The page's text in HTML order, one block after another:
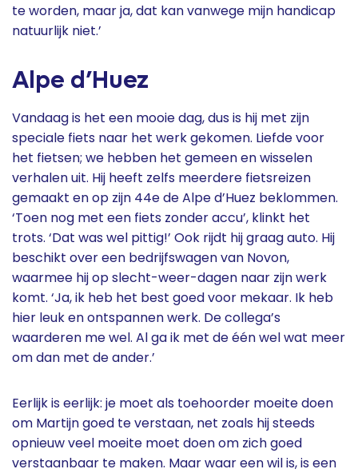
te worden, maar ja, dat kan vanwege mijn handicap
natuurlijk niet.’
Alpe d’Huez
Vandaag is het een mooie dag, dus is hij met zijn
speciale fiets naar het werk gekomen. Liefde voor
het fietsen; we hebben het gemeen en wisselen
verhalen uit. Hij heeft zelfs meerdere fietsreizen
gemaakt en op zijn 44e de Alpe d’Huez beklommen.
‘Toen nog met een fiets zonder accu’, klinkt het
trots. ‘Dat was wel pittig!’ Ook rijdt hij graag auto. Hij
beschikt over een bedrijfswagen van Novon,
waarmee hij op slecht-weer-dagen naar zijn werk
komt. ‘Ja, ik heb het best goed voor mekaar. Ik heb
hier leuk en ontspannen werk. De collega’s
waarderen me wel. Al ga ik met de één wel wat meer
om dan met de ander.’
Eerlijk is eerlijk: je moet als toehoorder moeite doen
om Martijn goed te verstaan, net zoals hij steeds
opnieuw veel moeite moet doen om zich goed
verstaanbaar te maken. Maar waar een wil is, is een